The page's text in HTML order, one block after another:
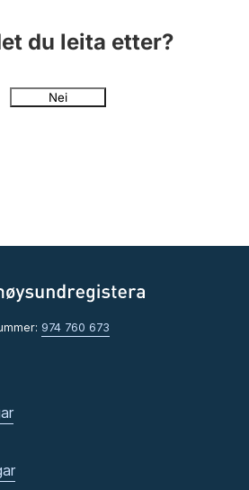
du leita etter?
Nei
974 760 673